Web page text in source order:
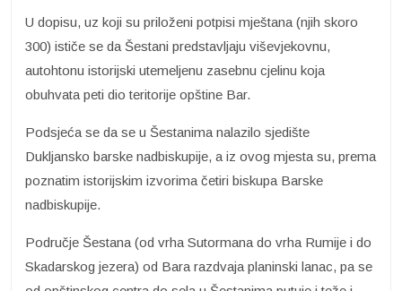
U dopisu, uz koji su priloženi potpisi mještana (njih skoro
300) ističe se da Šestani predstavljaju viševjekovnu,
autohtonu istorijski utemeljenu zasebnu cjelinu koja
obuhvata peti dio teritorije opštine Bar.
Podsjeća se da se u Šestanima nalazilo sjedište
Dukljansko barske nadbiskupije, a iz ovog mjesta su, prema
poznatim istorijskim izvorima četiri biskupa Barske
nadbiskupije.
Područje Šestana (od vrha Sutormana do vrha Rumije i do
Skadarskog jezera) od Bara razdvaja planinski lanac, pa se